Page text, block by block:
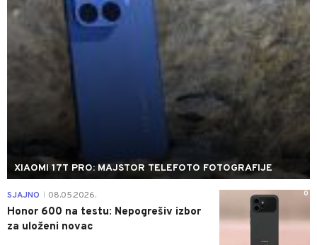
XIAOMI 17T PRO: MAJSTOR TELEFOTO FOTOGRAFIJE
0
SJAJNO 08.05.2026.
Honor 600 na testu: Nepogrešiv izbor
za uloženi novac